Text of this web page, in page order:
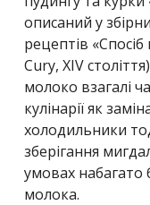
описаний у
рецептів
Cury, XIV
молоко взагалі
кулінарії як
холодильники
зберігання
умовах набагато
молока.